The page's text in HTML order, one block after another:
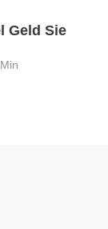
Geld Sie